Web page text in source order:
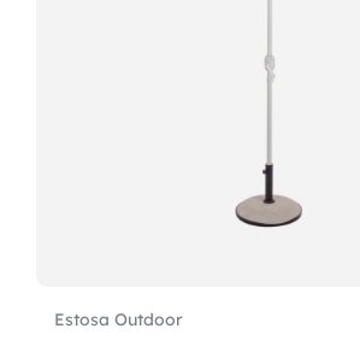
Estosa Outdoor